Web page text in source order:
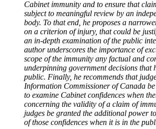
Cabinet immunity and to ensure that
subject to meaningful review by an
body. To that end, he proposes a
on a criterion of injury, that could be
an in-depth examination of the public
author underscores the importance of
scope of the immunity any factual and
underpinning government decisions that
public. Finally, he recommends that
Information Commissioner of Canada
to examine Cabinet confidences when
concerning the validity of a claim of
judges be granted the additional power
of those confidences when it is in the